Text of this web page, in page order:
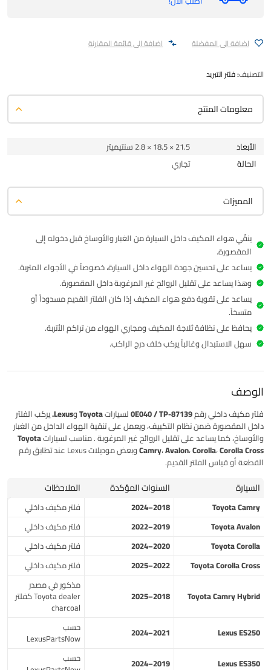
اضافة الى المفضلة اضافة الى قائمة المقارنة
التصنيف:فلتر التبريد
معلومات المنتج
الأبعاد
21.5 × 18.5 × 2.8 سنتيميتر
الحالة
تجاري
المميزات
ينقّي هواء المكيف داخل السيارة من الغبار والأوساخ قبل دخوله إلى
المقصورة.
يساعد على تحسين جودة الهواء داخل السيارة، خصوصاً في الأجواء المتربة.
وهذا يساعد على تقليل الروائح غير المرغوبة داخل المقصورة.
يساعد على تقوية دفع هواء المكيف إذا كان الفلتر القديم مسدوداً أو
متسخاً.
يحافظ على نظافة ثلاجة المكيف ومجاري الهواء من تراكم الأتربة.
سهل الاستبدال وغالباً يركب خلف درج الراكب.
الوصف
فلتر مكيف داخلي رقم 87139-0E040 / TP لسيارات Toyota وLexus.
يركب الفلتر
داخل المقصورة ضمن نظام التكييف، ويعمل على تنقية الهواء الداخل من الغبار
والأوساخ، كما يساعد على تقليل الروائح غير المرغوبة . مناسب لسياراتToyota
Camry، Avalon، Corolla، Corolla Cross
وبعض موديلات Lexus عند تطابق رقم
القطعة أو قياس الفلتر القديم.
السيارة السنوات المؤكدة الملاحظات
Toyota Camry
2018–2024
فلتر مكيف داخلي
Toyota Avalon
2019–2022
فلتر مكيف داخلي
Toyota Corolla
2020–2024
فلتر مكيف داخلي
Toyota Corolla Cross
2022–2025 فلتر مكيف داخلي
Toyota Camry Hybrid
2018–2025
مذكور في مصدر
Toyota dealer كفلتر
charcoal
Lexus ES250
2021–2024 حسب
LexusPartsNow
Lexus ES350
2019–2024 حسب